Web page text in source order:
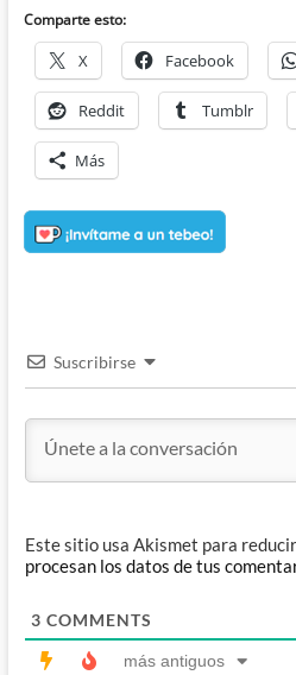
Comparte esto:
X Facebook
Reddit Tumblr
Más
Suscribirse
Este sitio usa Akismet para
procesan los datos de tus
3 COMMENTS
más antiguos